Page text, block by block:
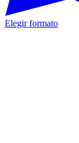
Elegir formato